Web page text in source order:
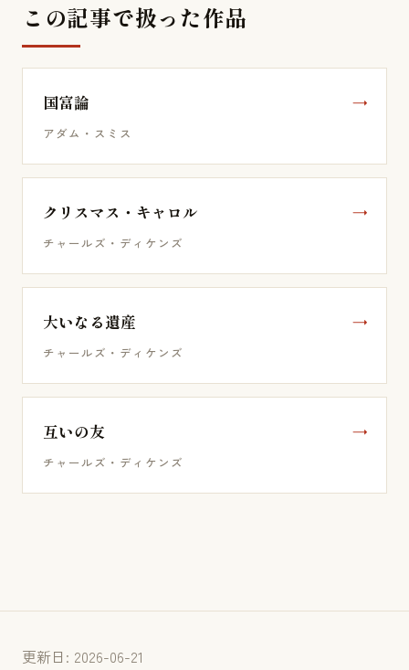
この記事で扱った作品
国富論
アダム・スミス
クリスマス・キャロル
チャールズ・ディケンズ
大いなる遺産
チャールズ・ディケンズ
互いの友
チャールズ・ディケンズ
更新日: 2026-06-21